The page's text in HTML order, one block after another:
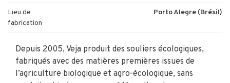
Lieu de
fabrication
Porto Alegre (Brésil)
Depuis 2005, Veja produit des souliers écologiques,
fabriqués avec des matières premières issues de
l’agriculture biologique et agro-écologique, sans